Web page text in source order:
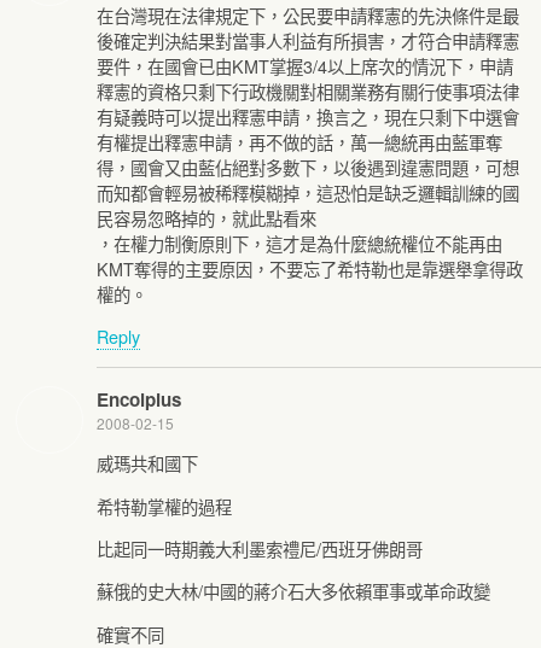
在台灣現在法律規定下，公民要申請釋憲的先決條件是最
後確定判決結果對當事人利益有所損害，才符合申請釋憲
要件，在國會已由KMT掌握3/4以上席次的情況下，申請
釋憲的資格只剩下行政機關對相關業務有關行使事項法律
有疑義時可以提出釋憲申請，換言之，現在只剩下中選會
有權提出釋憲申請，再不做的話，萬一總統再由藍軍奪
得，國會又由藍佔絕對多數下，以後遇到違憲問題，可想
而知都會輕易被稀釋模糊掉，這恐怕是缺乏邏輯訓練的國
民容易忽略掉的，就此點看來
，在權力制衡原則下，這才是為什麼總統權位不能再由
KMT奪得的主要原因，不要忘了希特勒也是靠選舉拿得政
權的。
Reply
Encolpius
2008-02-15
威瑪共和國下
希特勒掌權的過程
比起同一時期義大利墨索禮尼/西班牙佛朗哥
蘇俄的史大林/中國的蔣介石大多依賴軍事或革命政變
確實不同